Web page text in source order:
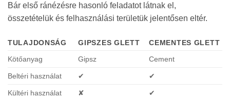
Bár első ránézésre hasonló feladatot látnak el,
összetételük és felhasználási területük jelentősen eltér.
TULAJDONSÁG GIPSZES GLETT
CEMENTES GLETT
Kötőanyag
Gipsz Cement
Beltéri használat ✔ ✔
Kültéri használat ✘ ✔